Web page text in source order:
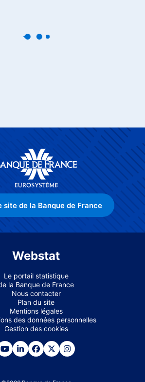
site de la Banque de France
Webstat
Le portail statistique
la Banque de France
Nous contacter
Plan du site
Mentions légales
des données personnelles
Gestion des cookies